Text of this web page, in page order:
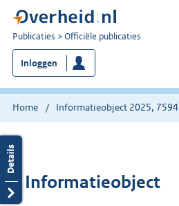
U
bent
nu
hier:
Publicaties Officiële publicaties
Inloggen
Home Informatieobject 2025, 7594
Informatieobject